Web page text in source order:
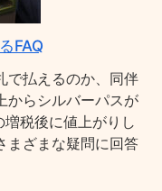
FAQ
で払えるのか、同伴
からシルバーパスが
税後に値上がりし
まざまな疑問に回答